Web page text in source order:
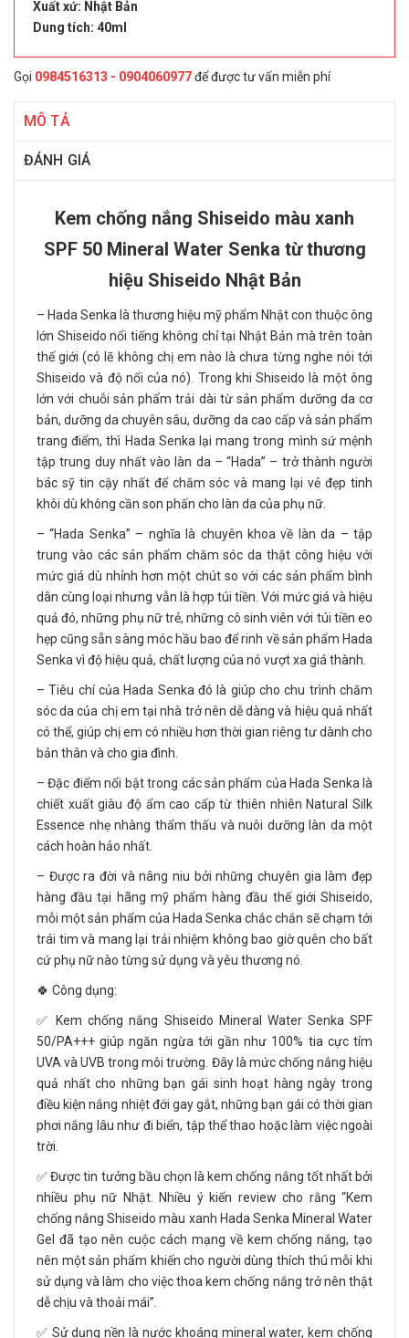
Xuất xứ: Nhật Bản
Dung tích: 40ml
Gọi 0984516313 - 0904060977để được tư vấn miễn phí
MÔ TẢ
ĐÁNH GIÁ
Kem chống nắng Shiseido màu xanh
SPF 50 Mineral Water Senka từ thương
hiệu Shiseido Nhật Bản
– Hada Senka là thương hiệu mỹ phẩm Nhật con thuộc ông
lớn Shiseido nổi tiếng không chỉ tại Nhật Bản mà trên toàn
thế giới (có lẽ không chị em nào là chưa từng nghe nói tới
Shiseido và độ nổi của nó). Trong khi Shiseido là một ông
lớn với chuỗi sản phẩm trải dài từ sản phẩm dưỡng da cơ
bản, dưỡng da chuyên sâu, dưỡng da cao cấp và sản phẩm
trang điểm, thì Hada Senka lại mang trong mình sứ mệnh
tập trung duy nhất vào làn da – “Hada” – trở thành người
bác sỹ tin cậy nhất để chăm sóc và mang lại vẻ đẹp tinh
khôi dù không cần son phấn cho làn da của phụ nữ.
– “Hada Senka” – nghĩa là chuyên khoa về làn da – tập
trung vào các sản phẩm chăm sóc da thật công hiệu với
mức giá dù nhỉnh hơn một chút so với các sản phẩm bình
dân cùng loại nhưng vẫn là hợp túi tiền. Với mức giá và hiệu
quả đó, những phụ nữ trẻ, những cô sinh viên với túi tiền eo
hẹp cũng sẵn sàng móc hầu bao để rinh về sản phẩm Hada
Senka vì độ hiệu quả, chất lượng của nó vượt xa giá thành.
– Tiêu chí của Hada Senka đó là giúp cho chu trình chăm
sóc da của chị em tại nhà trở nên dễ dàng và hiệu quả nhất
có thể, giúp chị em có nhiều hơn thời gian riêng tư dành cho
bản thân và cho gia đình.
– Đặc điểm nổi bật trong các sản phẩm của Hada Senka là
chiết xuất giàu độ ẩm cao cấp từ thiên nhiên Natural Silk
Essence nhẹ nhàng thẩm thấu và nuôi dưỡng làn da một
cách hoàn hảo nhất.
– Được ra đời và nâng niu bởi những chuyên gia làm đẹp
hàng đầu tại hãng mỹ phẩm hàng đầu thế giới Shiseido,
mỗi một sản phẩm của Hada Senka chắc chắn sẽ chạm tới
trái tim và mang lại trải nhiệm không bao giờ quên cho bất
cứ phụ nữ nào từng sử dụng và yêu thương nó.
🍀 Công dụng:
✅ Kem chống nắng Shiseido Mineral Water Senka SPF
50/PA+++ giúp ngăn ngừa tới gần như 100% tia cực tím
UVA và UVB trong môi trường. Đây là mức chống nắng hiệu
quả nhất cho những bạn gái sinh hoạt hàng ngày trong
điều kiện nắng nhiệt đới gay gắt, những bạn gái có thời gian
phơi nắng lâu như đi biển, tập thể thao hoặc làm việc ngoài
trời.
✅ Được tin tưởng bầu chọn là kem chống nắng tốt nhất bởi
nhiều phụ nữ Nhật. Nhiều ý kiến review cho rằng “Kem
chống nắng Shiseido màu xanh Hada Senka Mineral Water
Gel đã tạo nên cuộc cách mạng về kem chống nắng, tạo
nên một sản phẩm khiến cho người dùng thích thú mỗi khi
sử dụng và làm cho việc thoa kem chống nắng trở nên thật
dễ chịu và thoải mái”.
✅ Sử dụng nền là nước khoáng mineral water, kem chống